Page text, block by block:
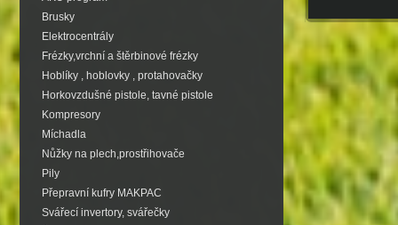
Brusky
Elektrocentrály
Frézky,vrchní a štěrbinové frézky
Hoblíky , hoblovky , protahovačky
Horkovzdušné pistole, tavné pistole
Kompresory
Míchadla
Nůžky na plech,prostřihovače
Pily
Přepravní kufry MAKPAC
Svářecí invertory, svářečky